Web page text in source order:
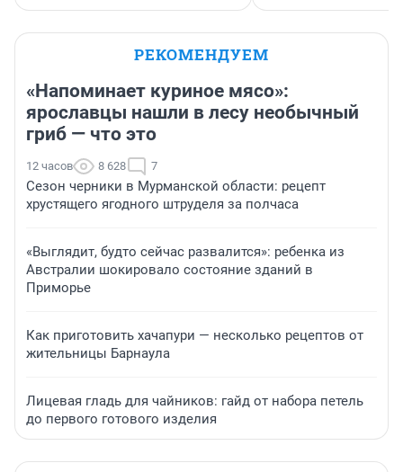
РЕКОМЕНДУЕМ
«Напоминает куриное мясо»:
ярославцы нашли в лесу необычный
гриб — что это
12 часов 8 628 7
Сезон черники в Мурманской области: рецепт
хрустящего ягодного штруделя за полчаса
«Выглядит, будто сейчас развалится»: ребенка из
Австралии шокировало состояние зданий в
Приморье
Как приготовить хачапури — несколько рецептов от
жительницы Барнаула
Лицевая гладь для чайников: гайд от набора петель
до первого готового изделия